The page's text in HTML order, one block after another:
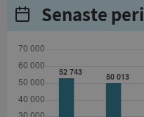
Senaste